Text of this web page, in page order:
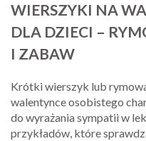
WIERSZYKI NA
DLA DZIECI –
I ZABAW
Krótki wierszyk lub
walentynce osobistego
do wyrażania sympatii w
przykładów, które